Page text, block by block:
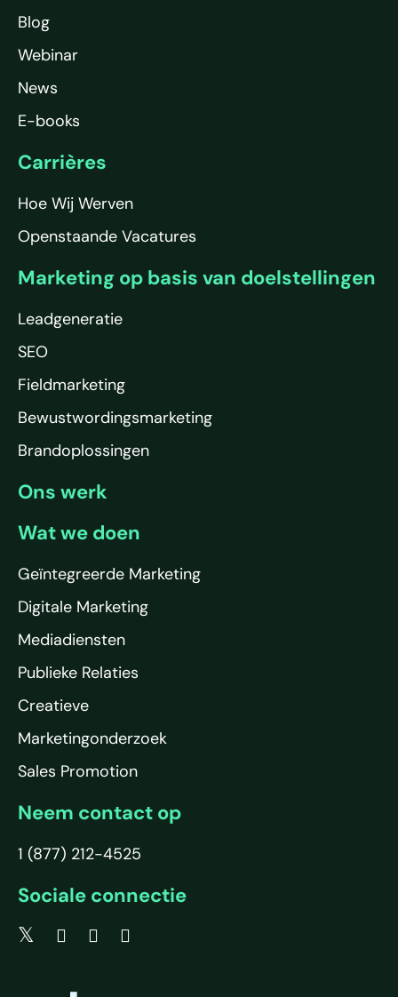
Blog
Webinar
News
E-books
Carrières
Hoe Wij Werven
Openstaande Vacatures
Marketing op basis van doelstellingen
Leadgeneratie
SEO
Fieldmarketing
Bewustwordingsmarketing
Brandoplossingen
Ons werk
Wat we doen
Geïntegreerde Marketing
Digitale Marketing
Mediadiensten
Publieke Relaties
Creatieve
Marketingonderzoek
Sales Promotion
Neem contact op
1 (877) 212-4525
Sociale connectie